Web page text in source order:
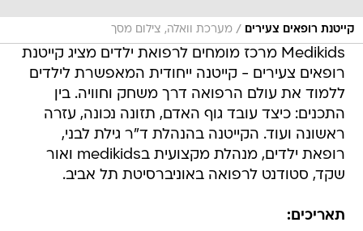
קייטנת רופאים צעירים / מערכת וואלה, צילום מסך
Medikids מרכז מומחים לרפואת ילדים מציג קייטנת
רופאים צעירים - קייטנה ייחודית המאפשרת לילדים
ללמוד את עולם הרפואה דרך משחק וחוויה. בין
התכנים: כיצד עובד גוף האדם, תזונה נכונה, עזרה
ראשונה ועוד. הקייטנה בהנהלת ד"ר גילת לבני,
רופאת ילדים, מנהלת מקצועית בmedikids ואור
שקד, סטודנט לרפואה באוניברסיטת תל אביב.
תאריכים: